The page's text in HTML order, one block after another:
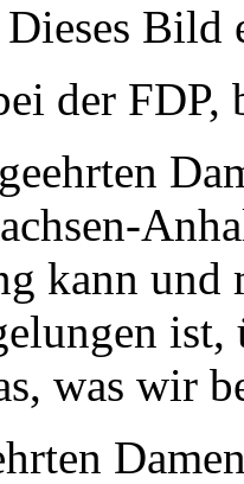
Bild
der FDP,
kann und
was wir